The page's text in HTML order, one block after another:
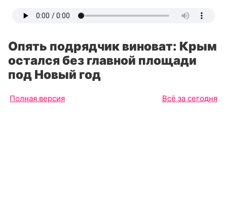
Опять подрядчик виноват: Крым
остался без главной площади
под Новый год
Полная версия Всё за сегодня